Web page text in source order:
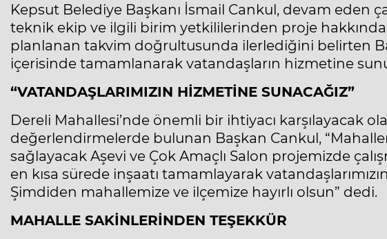
Kepsut Belediye Başkanı İsmail Cankul, devam eden
teknik ekip ve ilgili birim yetkililerinden proje
planlanan takvim doğrultusunda ilerlediğini belirten
içerisinde tamamlanarak vatandaşların hizmetine
“VATANDAŞLARIMIZIN HİZMETİNE SUNACAĞIZ”
Dereli Mahallesi’nde önemli bir ihtiyacı karşılayacak
değerlendirmelerde bulunan Başkan Cankul,
sağlayacak Aşevi ve Çok Amaçlı Salon projemizde
en kısa sürede inşaatı tamamlayarak
Şimdiden mahallemize ve ilçemize hayırlı olsun” dedi.
MAHALLE SAKİNLERİNDEN TEŞEKKÜR